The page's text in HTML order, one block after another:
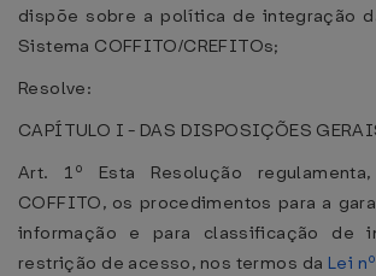
dispõe sobre a política de integração
Sistema COFFITO/CREFITOs;
Resolve:
CAPÍTULO I - DAS DISPOSIÇÕES
Art. 1º Esta Resolução
COFFITO, os procedimentos para a
informação e para classificação de
restrição de acesso, nos termos da Lei